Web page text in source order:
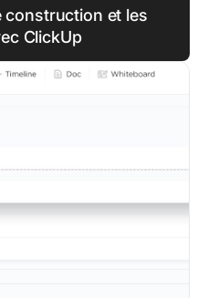
construction et les
ClickUp